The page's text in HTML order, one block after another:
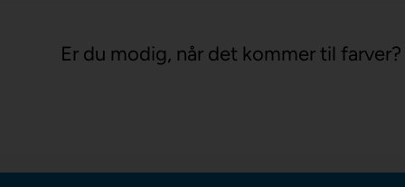
Er du modig, når det kommer til farver?